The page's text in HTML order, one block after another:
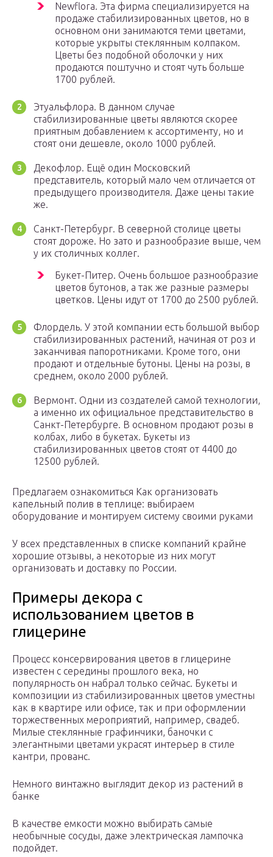
Newflora. Эта фирма специализируется на
продаже стабилизированных цветов, но в
основном они занимаются теми цветами,
которые укрыты стеклянным колпаком.
Цветы без подобной оболочки у них
продаются поштучно и стоят чуть больше
1700 рублей.
Этуальфлора. В данном случае
стабилизированные цветы являются скорее
приятным добавлением к ассортименту, но и
стоят они дешевле, около 1000 рублей.
Декофлор. Ещё один Московский
представитель, который мало чем отличается от
предыдущего производителя. Даже цены такие
же.
Санкт-Петербург. В северной столице цветы
стоят дороже. Но зато и разнообразие выше, чем
у их столичных коллег.
Букет-Питер. Очень большое разнообразие
цветов бутонов, а так же разные размеры
цветков. Цены идут от 1700 до 2500 рублей.
Флордель. У этой компании есть большой выбор
стабилизированных растений, начиная от роз и
заканчивая папоротниками. Кроме того, они
продают и отдельные бутоны. Цены на розы, в
среднем, около 2000 рублей.
Вермонт. Одни из создателей самой технологии,
а именно их официальное представительство в
Санкт-Петербурге. В основном продают розы в
колбах, либо в букетах. Букеты из
стабилизированных цветов стоят от 4400 до
12500 рублей.
Предлагаем ознакомиться Как организовать
капельный полив в теплице: выбираем
оборудование и монтируем систему своими руками
У всех представленных в списке компаний крайне
хорошие отзывы, а некоторые из них могут
организовать и доставку по России.
Примеры декора с
использованием цветов в
глицерине
Процесс консервирования цветов в глицерине
известен с середины прошлого века, но
популярность он набрал только сейчас. Букеты и
композиции из стабилизированных цветов уместны
как в квартире или офисе, так и при оформлении
торжественных мероприятий, например, свадеб.
Милые стеклянные графинчики, баночки с
элегантными цветами украсят интерьер в стиле
кантри, прованс.
Немного винтажно выглядит декор из растений в
банке
В качестве емкости можно выбирать самые
необычные сосуды, даже электрическая лампочка
подойдет.